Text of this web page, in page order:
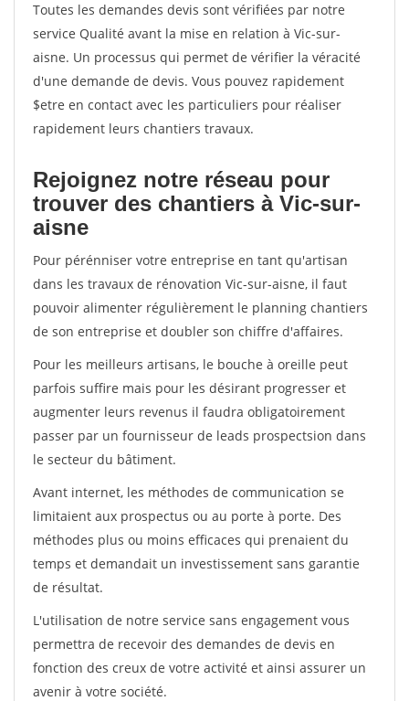
Toutes les demandes devis sont vérifiées par notre
service Qualité avant la mise en relation à Vic-sur-
aisne. Un processus qui permet de vérifier la véracité
d'une demande de devis. Vous pouvez rapidement
$etre en contact avec les particuliers pour réaliser
rapidement leurs chantiers travaux.
Rejoignez notre réseau pour
trouver des chantiers à Vic-sur-
aisne
Pour pérénniser votre entreprise en tant qu'artisan
dans les travaux de rénovation Vic-sur-aisne, il faut
pouvoir alimenter régulièrement le planning chantiers
de son entreprise et doubler son chiffre d'affaires.
Pour les meilleurs artisans, le bouche à oreille peut
parfois suffire mais pour les désirant progresser et
augmenter leurs revenus il faudra obligatoirement
passer par un fournisseur de leads prospectsion dans
le secteur du bâtiment.
Avant internet, les méthodes de communication se
limitaient aux prospectus ou au porte à porte. Des
méthodes plus ou moins efficaces qui prenaient du
temps et demandait un investissement sans garantie
de résultat.
L'utilisation de notre service sans engagement vous
permettra de recevoir des demandes de devis en
fonction des creux de votre activité et ainsi assurer un
avenir à votre société.